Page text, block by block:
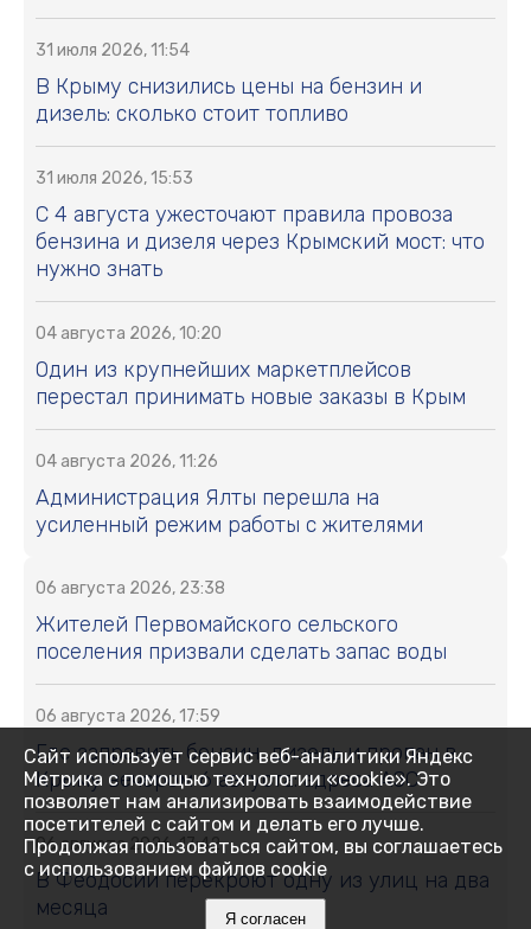
31 июля 2026, 11:54
В Крыму снизились цены на бензин и
дизель: сколько стоит топливо
31 июля 2026, 15:53
С 4 августа ужесточают правила провоза
бензина и дизеля через Крымский мост: что
нужно знать
04 августа 2026, 10:20
Один из крупнейших маркетплейсов
перестал принимать новые заказы в Крым
04 августа 2026, 11:26
Администрация Ялты перешла на
усиленный режим работы с жителями
06 августа 2026, 23:38
Жителей Первомайского сельского
поселения призвали сделать запас воды
06 августа 2026, 17:59
Где заправить бензин, дизель и пропан в
Крыму вечером 6 августа: адреса АЗС
06 августа 2026, 17:42
В Феодосии перекроют одну из улиц на два
месяца
Сайт использует сервис веб-аналитики Яндекс
Метрика с помощью технологии «cookie». Это
позволяет нам анализировать взаимодействие
посетителей с сайтом и делать его лучше.
Продолжая пользоваться сайтом, вы соглашаетесь
с использованием файлов cookie
Я согласен